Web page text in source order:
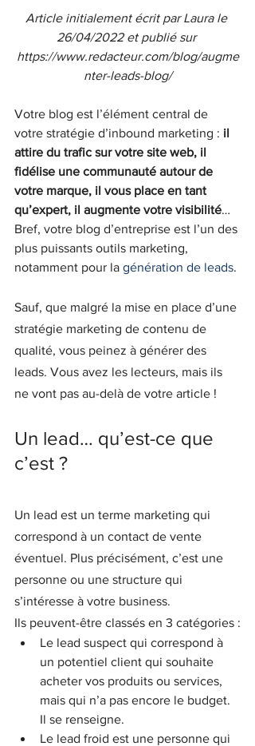
Article initialement écrit par Laura le
26/04/2022 et publié sur
https://www.redacteur.com/blog/augme
nter-leads-blog/
Votre blog est l’élément central de
votre stratégie d’inbound marketing : il
attire du trafic sur votre site web, il
fidélise une communauté autour de
votre marque, il vous place en tant
qu’expert, il augmente votre visibilité…
Bref, votre blog d’entreprise est l’un des
plus puissants outils marketing,
notamment pour la génération de leads.
Sauf, que malgré la mise en place d’une
stratégie marketing de contenu de
qualité, vous peinez à générer des
leads. Vous avez les lecteurs, mais ils
ne vont pas au-delà de votre article !
Un lead… qu’est-ce que
c’est ?
Un lead est un terme marketing qui
correspond à un contact de vente
éventuel. Plus précisément, c’est une
personne ou une structure qui
s’intéresse à votre business.
Ils peuvent-être classés en 3 catégories :
Le lead suspect qui correspond à
un potentiel client qui souhaite
acheter vos produits ou services,
mais qui n’a pas encore le budget.
Il se renseigne.
Le lead froid est une personne qui